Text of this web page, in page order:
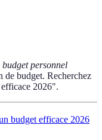
personnel
de budget. Recherchez
2026".
budget efficace 2026